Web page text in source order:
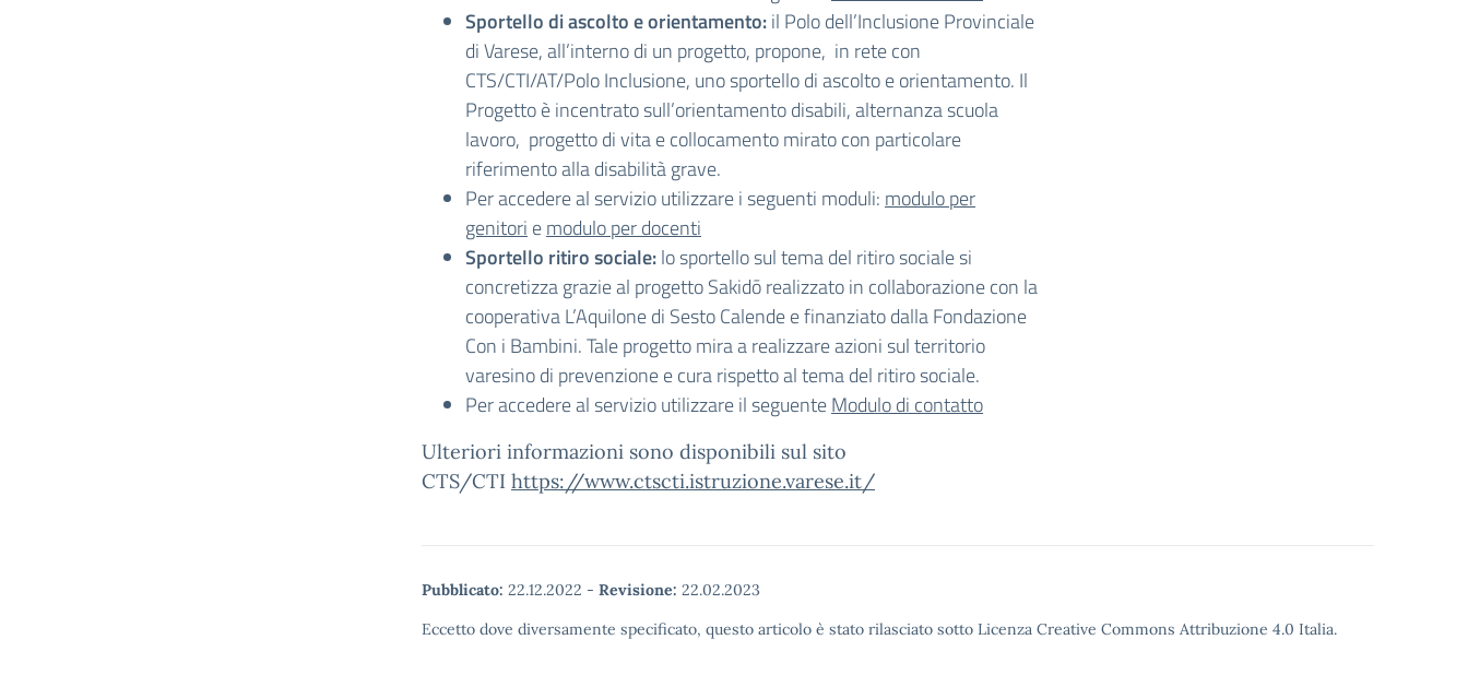
Sportello di ascolto e orientamento:il Polo dell’Inclusione Provinciale
di Varese, all’interno di un progetto, propone, in rete con
CTS/CTI/AT/Polo Inclusione, uno sportello di ascolto e orientamento. Il
Progetto è incentrato sull’orientamento disabili, alternanza scuola
lavoro, progetto di vita e collocamento mirato con particolare
riferimento alla disabilità grave.
Per accedere al servizio utilizzare i seguenti moduli: modulo per
genitori emodulo per docenti
Sportello ritiro sociale:lo sportello sul tema del ritiro sociale si
concretizza grazie al progetto Sakidō realizzato in collaborazione con la
cooperativa L’Aquilone di Sesto Calende e finanziato dalla Fondazione
Con i Bambini. Tale progetto mira a realizzare azioni sul territorio
varesino di prevenzione e cura rispetto al tema del ritiro sociale.
Per accedere al servizio utilizzare il seguenteModulo di contatto
Ulteriori informazioni sono disponibili sul sito
CTS/CTI https://www.ctscti.istruzione.varese.it/
Pubblicato: 22.12.2022 - Revisione: 22.02.2023
Eccetto dove diversamente specificato, questo articolo è stato rilasciato sotto Licenza Creative Commons Attribuzione 4.0 Italia.